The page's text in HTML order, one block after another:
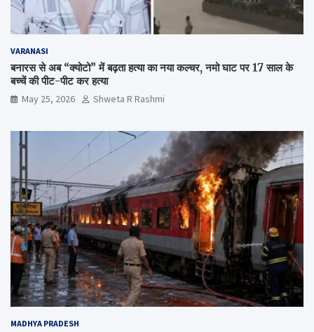
VARANASI
बनारस से अब “क्योटो” में बढ़ता हत्या का नया कल्चर, नमो घाट पर 17 साल के
बच्चें की पीट-पीट कर हत्या
May 25, 2026 Shweta R Rashmi
MADHYA PRADESH